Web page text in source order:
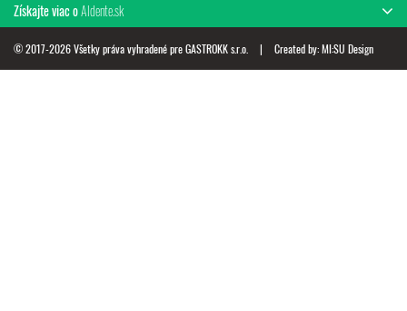
Získajte viac oAldente.sk
© 2017-2026 Všetky práva vyhradené pre GASTROKK s.r.o. | Created by:MI:SU Design